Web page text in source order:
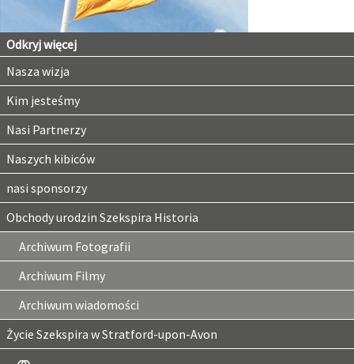
Odkryj więcej
Nasza wizja
Kim jesteśmy
Nasi Partnerzy
Naszych kibiców
nasi sponsorzy
Obchody urodzin Szekspira Historia
Archiwum Fotografii
Archiwum Filmy
Archiwum wiadomości
Życie Szekspira w Stratford-upon-Avon